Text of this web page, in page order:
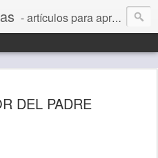
- artículos para aprender a vivir mejor, un día a la vez. Por Juan C Quintero
DEL PADRE